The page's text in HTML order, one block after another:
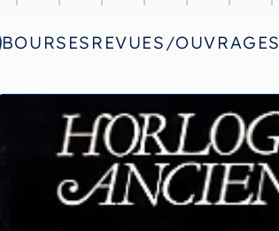
BOURSES REVUES/OUVRAGES